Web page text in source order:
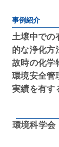
事例紹介
土壌中での
的な浄化方
故時の化学
環境安全管
実績を有す
環境科学会